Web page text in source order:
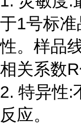
于1号标
性。样品
相关系数R
2. 特异性:
反应。